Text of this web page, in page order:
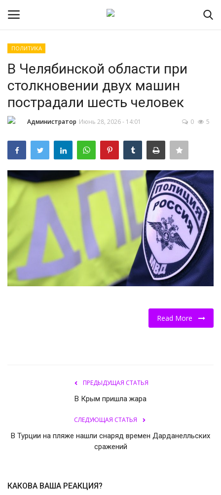
Главная
ПРИЁМНАЯ КАМПАНИЯ 2026
Южно-Уральский
государственный технический
колледж
Проекты
Приложение на телефон
НОВОСТИ КОЛЛЕДЖ TV
КОЛЛЕДЖ ДЕНЬ ЗА ДНЕМ
ГОСТЬ В СТУДИИ
ПРОФЕССИОНАЛИТЕТ
ОБРАЗОВАНИЕ
КИНО
ПОЛИТИКА
В Челябинской области при
столкновении двух машин
пострадали шесть человек
Администратор Июнь 28, 2026 - 14:01 0 5
Read More
ПРЕДЫДУЩАЯ СТАТЬЯ
В Крым пришла жара
СЛЕДУЮЩАЯ СТАТЬЯ
В Турции на пляже нашли снаряд времен Дарданелльских
сражений
КАКОВА ВАША РЕАКЦИЯ?